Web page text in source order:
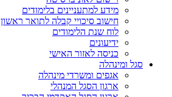
מידע למתעניינים בלימודים
חישוב סיכויי קבלה לתואר ראשון
לוח שנת הלימודים
ידיעונים
כניסה לאזור האישי
סגל ומינהלה
אגפים ומשרדי מינהלה
ארגון הסגל המנהלי